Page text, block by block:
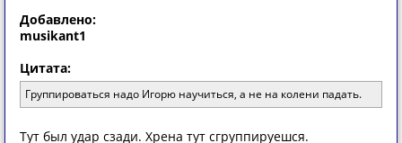
Добавлено:
musikant1
Цитата:
Группироваться надо Игорю научиться, а не на колени падать.
Тут был удар сзади. Хрена тут сгруппируешся.